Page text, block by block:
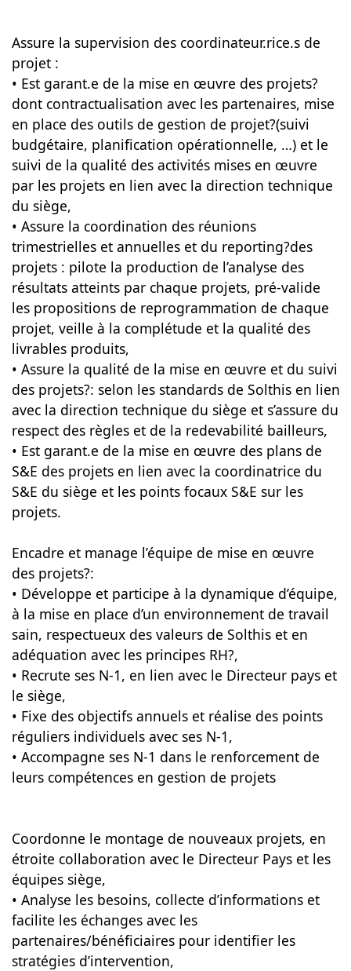
Assure la supervision des coordinateur.rice.s de
projet :
• Est garant.e de la mise en œuvre des projets?
dont contractualisation avec les partenaires, mise
en place des outils de gestion de projet?(suivi
budgétaire, planification opérationnelle, …) et le
suivi de la qualité des activités mises en œuvre
par les projets en lien avec la direction technique
du siège,
• Assure la coordination des réunions
trimestrielles et annuelles et du reporting?des
projets : pilote la production de l’analyse des
résultats atteints par chaque projets, pré-valide
les propositions de reprogrammation de chaque
projet, veille à la complétude et la qualité des
livrables produits,
• Assure la qualité de la mise en œuvre et du suivi
des projets?: selon les standards de Solthis en lien
avec la direction technique du siège et s’assure du
respect des règles et de la redevabilité bailleurs,
• Est garant.e de la mise en œuvre des plans de
S&E des projets en lien avec la coordinatrice du
S&E du siège et les points focaux S&E sur les
projets.
Encadre et manage l’équipe de mise en œuvre
des projets?:
• Développe et participe à la dynamique d’équipe,
à la mise en place d’un environnement de travail
sain, respectueux des valeurs de Solthis et en
adéquation avec les principes RH?,
• Recrute ses N-1, en lien avec le Directeur pays et
le siège,
• Fixe des objectifs annuels et réalise des points
réguliers individuels avec ses N-1,
• Accompagne ses N-1 dans le renforcement de
leurs compétences en gestion de projets
Coordonne le montage de nouveaux projets, en
étroite collaboration avec le Directeur Pays et les
équipes siège,
• Analyse les besoins, collecte d’informations et
facilite les échanges avec les
partenaires/bénéficiaires pour identifier les
stratégies d’intervention,